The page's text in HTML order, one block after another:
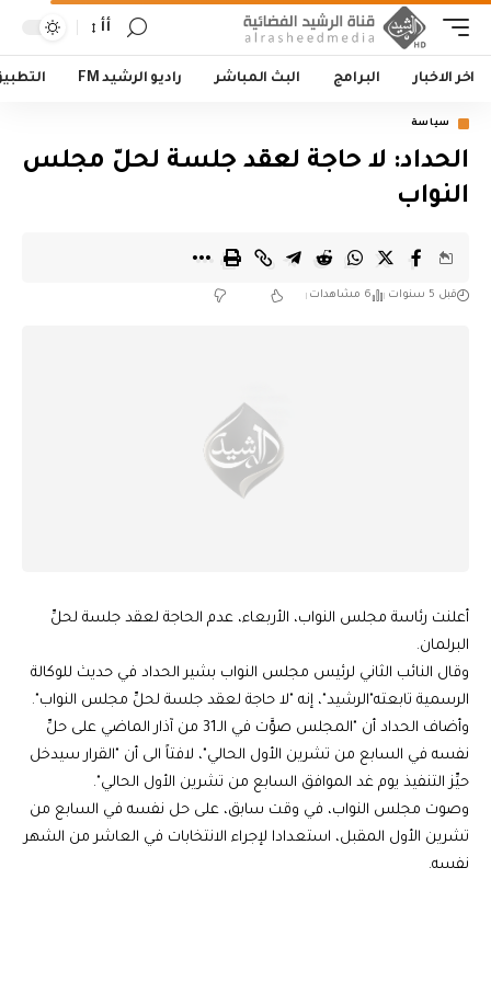
أأ
اخر الاخبار البرامج البث المباشر راديو الرشيد FM
سياسة
الحداد: لا حاجة لعقد جلسة لحلّ مجلس
النواب
قبل 5 سنوات 6 مشاهدات
أعلنت رئاسة مجلس النواب، الأربعاء، عدم الحاجة لعقد جلسة لحلِّ
البرلمان.
وقال النائب الثاني لرئيس مجلس النواب بشير الحداد في حديث للوكالة
الرسمية تابعته"الرشيد"، إنه "لا حاجة لعقد جلسة لحلِّ مجلس النواب".
وأضاف الحداد أن "المجلس صوَّت في الـ31 من آذار الماضي على حلِّ
نفسه في السابع من تشرين الأول الحالي"، لافتاً الى أن "القرار سيدخل
حيِّز التنفيذ يوم غد الموافق السابع من تشرين الأول الحالي".
وصوت مجلس النواب، في وقت سابق، على حل نفسه في السابع من
تشرين الأول المقبل، استعدادا لإجراء الانتخابات في العاشر من الشهر
نفسه.